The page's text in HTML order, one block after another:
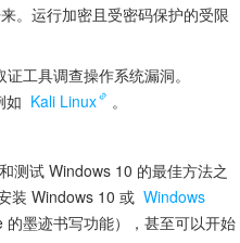
。运行加密且受密码保护的受限
工具调查操作系统漏洞。
如 Kali Linux 。
测试 Windows 10 的最佳方法之
装 Windows 10 或 Windows
墨迹书写功能），甚至可以开始